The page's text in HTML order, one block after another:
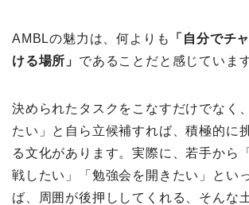
AMBLの魅力は、何よりも
「自分でチ
ける場所」 であることだと感じています
決められたタスクをこなすだけでなく
たい」と自ら立候補すれば、積極的に
る文化があります。実際に、若手から
戦したい」「勉強会を開きたい」とい
ば、周囲が後押ししてくれる、そんな